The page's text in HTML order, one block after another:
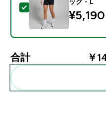
この商品を選択 -
¥5,190‎
合計 ￥